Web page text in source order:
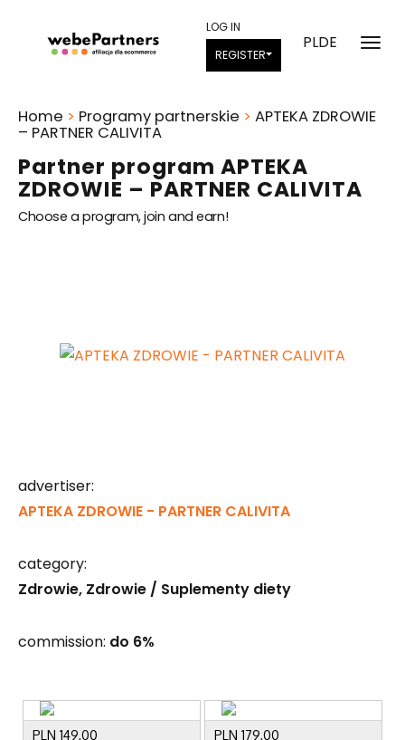
PLDE
LOG IN
REGISTER
Partner program APTEKA
ZDROWIE – PARTNER CALIVITA
Choose a program, join and earn!
Home > Programy partnerskie > APTEKA ZDROWIE
– PARTNER CALIVITA
advertiser:
APTEKA ZDROWIE - PARTNER CALIVITA
category:
Zdrowie Zdrowie / Suplementy diety
commission: do 6%